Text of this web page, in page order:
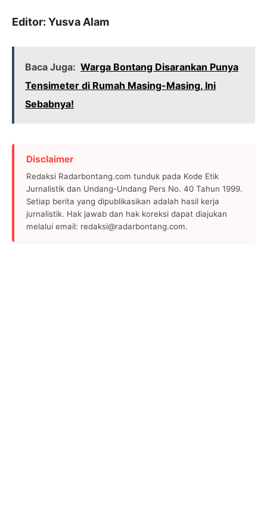
Editor: Yusva Alam
Baca Juga: Warga Bontang Disarankan Punya
Tensimeter di Rumah Masing-Masing, Ini
Sebabnya!
Disclaimer
Redaksi Radarbontang.com tunduk pada Kode Etik
Jurnalistik dan Undang-Undang Pers No. 40 Tahun 1999.
Setiap berita yang dipublikasikan adalah hasil kerja
jurnalistik. Hak jawab dan hak koreksi dapat diajukan
melalui email: redaksi@radarbontang.com.